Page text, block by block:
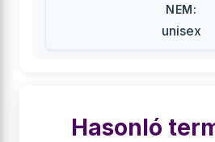
NEM:
unisex
Hasonló